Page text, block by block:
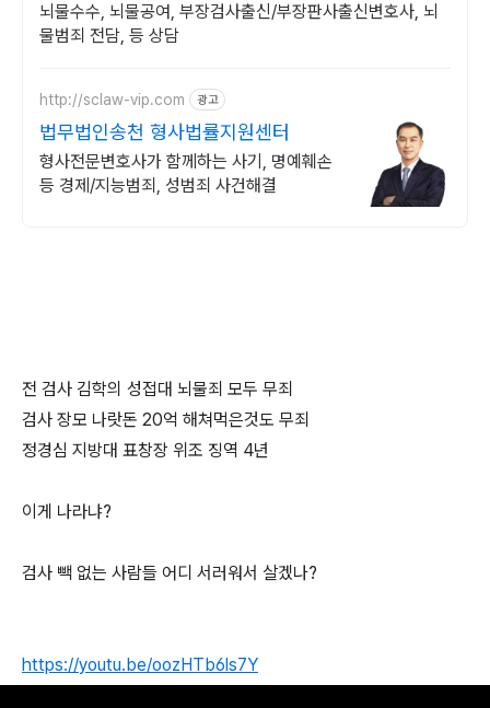
뇌물수수, 뇌물공여, 부장검사출신/부장판사출신변호사, 뇌
물범죄 전담, 등 상담
http://sclaw-vip.com 광고
법무법인송천 형사법률지원센터
형사전문변호사가 함께하는 사기, 명예훼손
등 경제/지능범죄, 성범죄 사건해결
전 검사 김학의 성접대 뇌물죄 모두 무죄
검사 장모 나랏돈 20억 해쳐먹은것도 무죄
정경심 지방대 표창장 위조 징역 4년
이게 나라냐?
검사 빽 없는 사람들 어디 서러워서 살겠나?
https://youtu.be/oozHTb6ls7Y